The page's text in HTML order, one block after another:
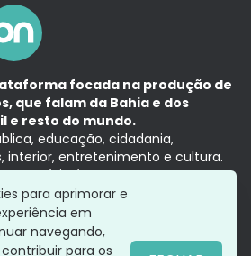
focada na produção de
que falam da Bahia e dos
e resto do mundo.
educação, cidadania,
interior, entretenimento e cultura.
a notícia é no tempo presente,
Grupo Aratu.
de privacidade
para aprimorar e
em
navegando,
para os